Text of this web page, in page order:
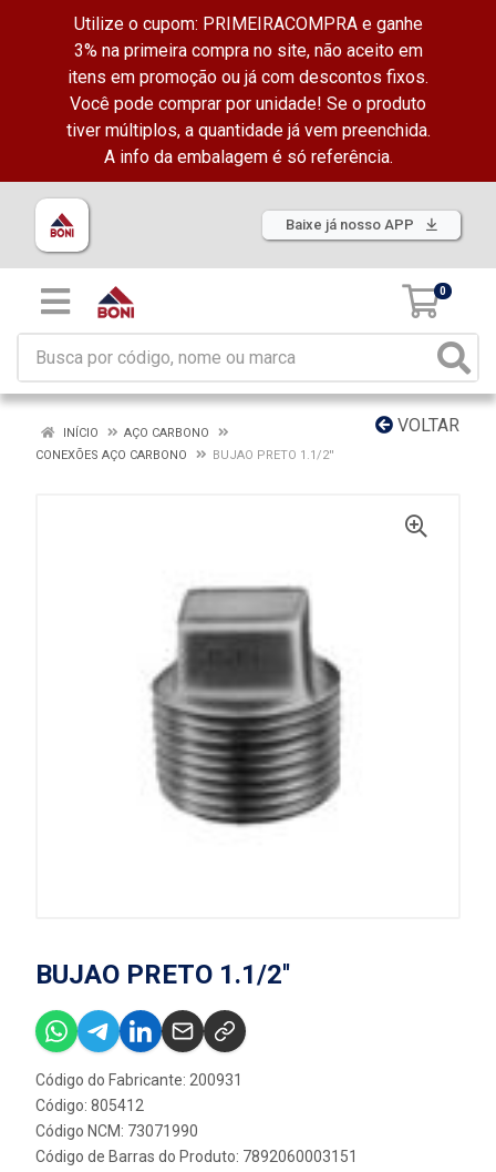
Utilize o cupom: PRIMEIRACOMPRA e ganhe
3% na primeira compra no site, não aceito em
itens em promoção ou já com descontos fixos.
Você pode comprar por unidade! Se o produto
tiver múltiplos, a quantidade já vem preenchida.
A info da embalagem é só referência.
Baixe já nosso APP
0
VOLTAR
INÍCIO
AÇO CARBONO
CONEXÕES AÇO CARBONO
BUJAO PRETO 1.1/2''
BUJAO PRETO 1.1/2''
Código do Fabricante: 200931
Código: 805412
Código NCM: 73071990
Código de Barras do Produto: 7892060003151